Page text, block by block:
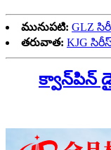
మునుపటి: GLZ
తరువాత: KJG
క్వాన్‌పిన్